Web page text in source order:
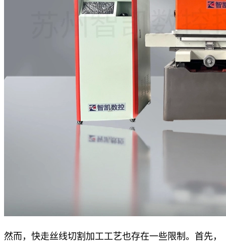
然而，快走丝线切割加工工艺也存在一些限制。首先，